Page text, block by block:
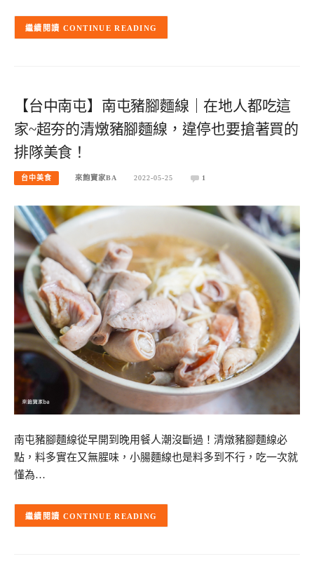
CONTINUE READING
【台中南屯】南屯豬腳麵線｜在地人都吃這
家~超夯的清燉豬腳麵線，違停也要搶著買的
排隊美食！
台中美食 來飽寶家BA 2022-05-25 1
南屯豬腳麵線從早開到晚用餐人潮沒斷過！清燉豬腳麵線必
點，料多實在又無腥味，小腸麵線也是料多到不行，吃一次就
懂為…
CONTINUE READING